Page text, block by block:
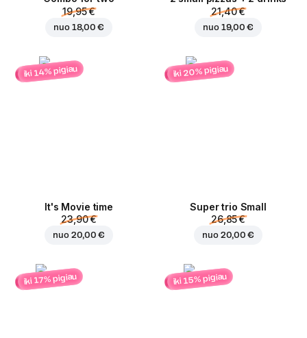
19,95 €
nuo 18,00 €
21,40 €
nuo 19,00 €
iki 14% pigiau
It's Movie time
23,90 €
nuo 20,00 €
iki 20% pigiau
Super trio Small
26,85 €
nuo 20,00 €
iki 17% pigiau iki 15% pigiau